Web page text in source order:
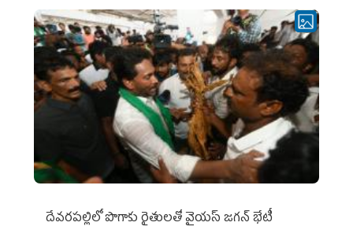
దేవరపల్లిలో పొగాకు రైతులతో వైయస్ జగన్ భేటీ